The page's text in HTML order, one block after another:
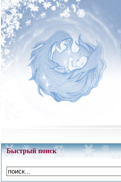
Быстрый поиск